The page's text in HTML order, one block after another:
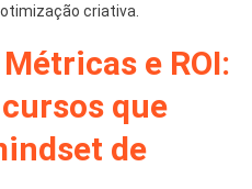
criativa.
e ROI:
que
de